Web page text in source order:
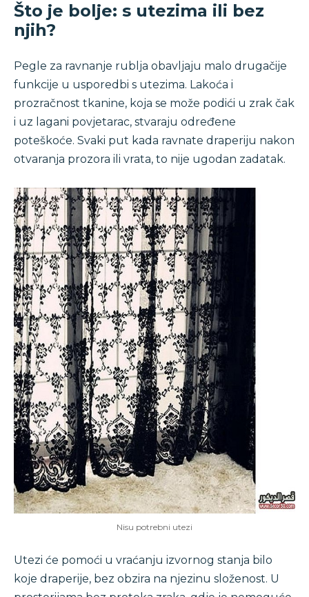
Što je bolje: s utezima ili bez
njih?
Pegle za ravnanje rublja obavljaju malo drugačije
funkcije u usporedbi s utezima. Lakoća i
prozračnost tkanine, koja se može podići u zrak čak
i uz lagani povjetarac, stvaraju određene
poteškoće. Svaki put kada ravnate draperiju nakon
otvaranja prozora ili vrata, to nije ugodan zadatak.
Nisu potrebni utezi
Utezi će pomoći u vraćanju izvornog stanja bilo
koje draperije, bez obzira na njezinu složenost. U